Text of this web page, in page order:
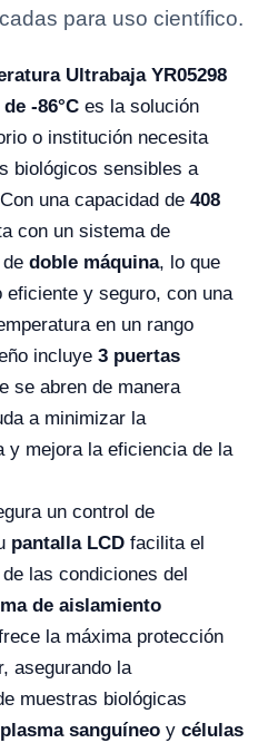
para uso científico.
Ultrabaja YR05298
-86°C es la solución
o institución necesita
biológicos sensibles a
una capacidad de 408
con un sistema de
doble máquina, lo que
eficiente y seguro, con una
en un rango
incluye 3 puertas
se abren de manera
a minimizar la
y mejora la eficiencia de la
un control de
pantalla LCD facilita el
las condiciones del
de aislamiento
la máxima protección
asegurando la
muestras biológicas
sanguíneo y células